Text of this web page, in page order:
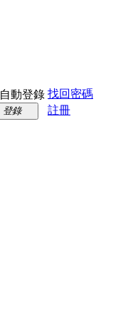
自動登錄 找回密碼
登錄
註冊